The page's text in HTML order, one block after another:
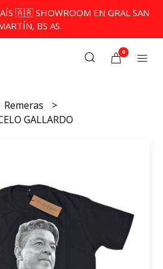
🇦🇷 SHOWROOM EN GRAL SAN
BS AS.
0
Remeras
GALLARDO